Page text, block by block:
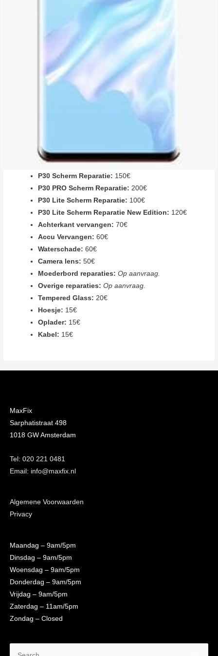
P30 Scherm Reparatie: 150€
P30 PRO Scherm Reparatie: 200€
P30 Lite Scherm Reparatie: 100€
P30 Lite Scherm Reparatie New Edition: 120€
Achterkant vervangen: 70€
Accu Vervangen: 60€
Waterschade: 60€
Camera lens: 50€
Moederbord reparaties: Op aanvraag.
Overige reparaties: Op aanvraag.
Tempered Glass: 20€
Hoesje: 15€
Oplader: 15€
Kabel: 15€
MaxFix
Sarphatistraat 498
1018 GW Amsterdam
Tel: 020 221 0481
Email: info@maxfix.nl
Algemene Voorwaarden
Privacy
Maandag – 9am/5pm
Dinsdag – 9am/5pm
Woensdag – 9am/5pm
Donderdag – 9am/5pm
Vrijdag – 9am/5pm
Zaterdag – 11am/5pm
Zondag – Closed